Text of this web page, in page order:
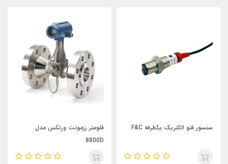
سنسور فتو الکتریک یکطرفه F&C
فلومتر رزمونت ورتکس مدل
8800D